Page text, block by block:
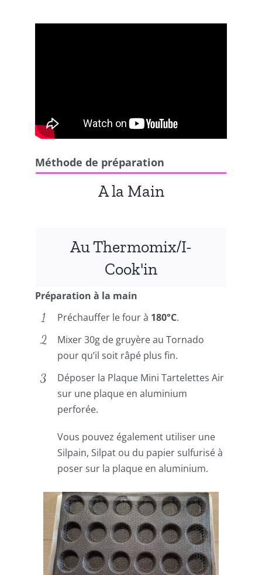
Méthode de préparation
A la Main
Au Thermomix/I-
Cook'in
Préparation à la main
Préchauffer le four à 180°C.
Mixer 30g de gruyère au Tornado
pour qu’il soit râpé plus fin.
Déposer la Plaque Mini Tartelettes Air
sur une plaque en aluminium
perforée.
Vous pouvez également utiliser une
Silpain, Silpat ou du papier sulfurisé à
poser sur la plaque en aluminium.